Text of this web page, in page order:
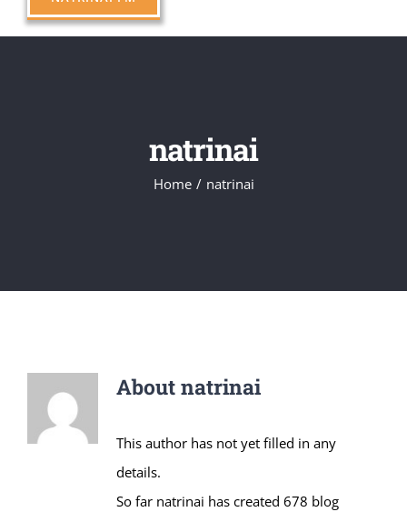
natrinai
Home / natrinai
About natrinai
This author has not yet filled in any
details.
So far natrinai has created 678 blog